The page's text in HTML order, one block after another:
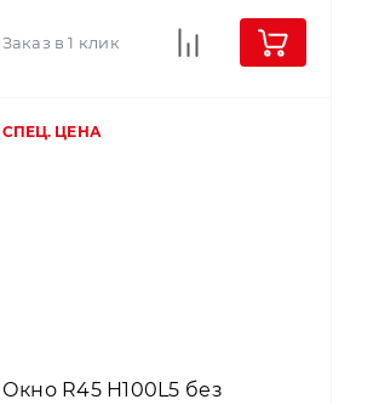
Заказ в 1 клик
СПЕЦ. ЦЕНА
Окно R45 H100L5 без